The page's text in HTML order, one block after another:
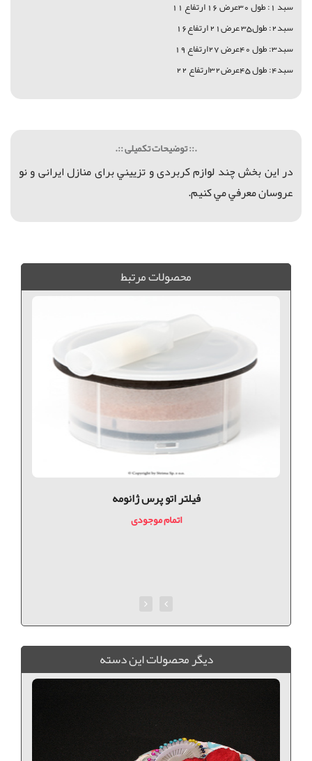
سبد 1: طول 30عرض 16 ارتفاع 11
سبد2: طول35 عرض21 ارتفاع16
سبد3: طول 40عرض 27ارتفاع 19
سبد4: طول 45عرض32ارتفاع 22
.:: توضیحات تکمیلی ::.
در اين بخش چند لوازم کربردی و تزييني برای منازل ایرانی و نو
عروسان معرفي مي كنيم.
محصولات مرتبط
فيلتر اتو پرس ژانومه
اتمام موجودی
ديگر محصولات اين دسته